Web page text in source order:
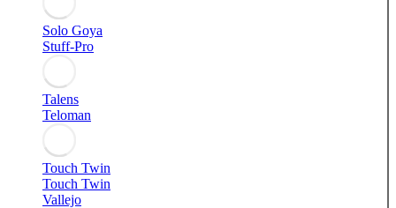
Solo Goya
Stuff-Pro
Talens
Teloman
Touch Twin
Touch Twin
Vallejo